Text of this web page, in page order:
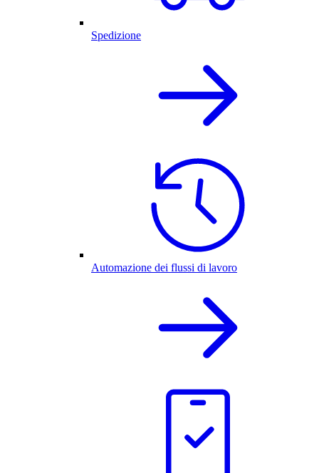
Spedizione
Automazione dei flussi di lavoro